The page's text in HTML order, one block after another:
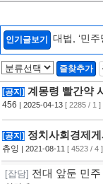
인기글보기
대법, ‘민
확정 [4]
즐찾추가
[공지] 계몽령 빨간약
456 | 2025-04-13 [ 2285 / 1 ]
[공지] 정치사회경제
츄잉 | 2021-08-11 [ 4523 / 4 ]
[잡담] 전대 앞둔 민